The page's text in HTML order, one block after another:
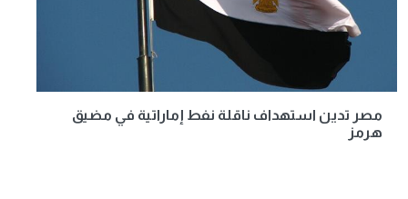
مصر تدين استهداف ناقلة نفط إماراتية في مضيق
هرمز